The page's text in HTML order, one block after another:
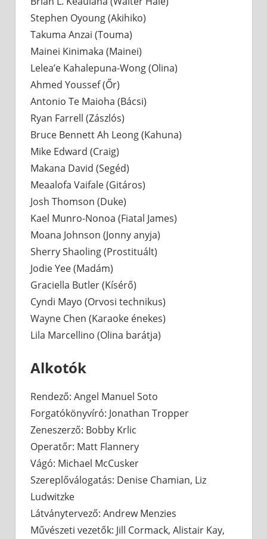
Stephen Oyoung (Akihiko)
Takuma Anzai (Touma)
Mainei Kinimaka (Mainei)
Lelea’e Kahalepuna-Wong (Olina)
Ahmed Youssef (Őr)
Antonio Te Maioha (Bácsi)
Ryan Farrell (Zászlós)
Bruce Bennett Ah Leong (Kahuna)
Mike Edward (Craig)
Makana David (Segéd)
Meaalofa Vaifale (Gitáros)
Josh Thomson (Duke)
Kael Munro-Nonoa (Fiatal James)
Moana Johnson (Jonny anyja)
Sherry Shaoling (Prostituált)
Jodie Yee (Madám)
Graciella Butler (Kísérő)
Cyndi Mayo (Orvosi technikus)
Wayne Chen (Karaoke énekes)
Lila Marcellino (Olina barátja)
Alkotók
Rendező: Angel Manuel Soto
Forgatókönyvíró: Jonathan Tropper
Zeneszerző: Bobby Krlic
Operatőr: Matt Flannery
Vágó: Michael McCusker
Szereplőválogatás: Denise Chamian, Liz
Ludwitzke
Látványtervező: Andrew Menzies
Művészeti vezetők: Jill Cormack, Alistair Kay,